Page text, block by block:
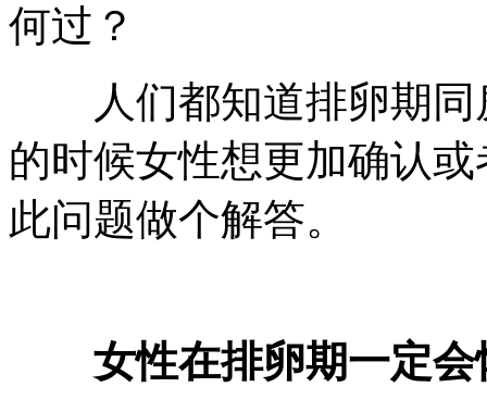
何过？
人们都知道排卵期同
的时候女性想更加确认
此问题做个解答。
女性在排卵期一定